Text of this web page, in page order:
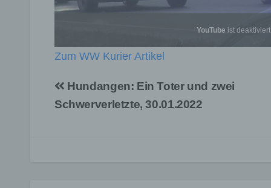
YouTube ist deaktiviert.
Zum WW Kurier Artikel
Beitragsnavigation
Hundangen: Ein Toter und zwei
Schwerverletzte, 30.01.2022